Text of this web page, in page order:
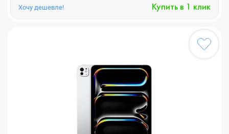
Хочу дешевле! Купить в 1 клик